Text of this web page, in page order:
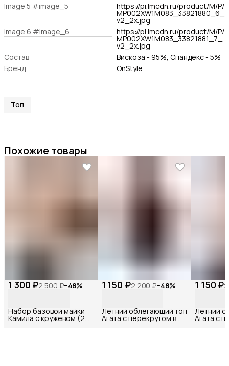
Image 5 #image_5
https://pi.lmcdn.ru/product/M/P/
MP002XW1M083_33821880_6_
v2_2x.jpg
Image 6 #image_6
https://pi.lmcdn.ru/product/M/P/
MP002XW1M083_33821881_7_
v2_2x.jpg
Состав
Вискоза - 95%, Спандекс - 5%
Бренд
OnStyle
Топ
Похожие товары
1 300 ₽2 500 ₽−48%
Набор базовой майки
Камила с кружевом (2
1 150 ₽2 200 ₽−48%
Летний облегающий топ
Агата с перекрутом в
черном цвете
1 150 ₽
Летний
Агата с